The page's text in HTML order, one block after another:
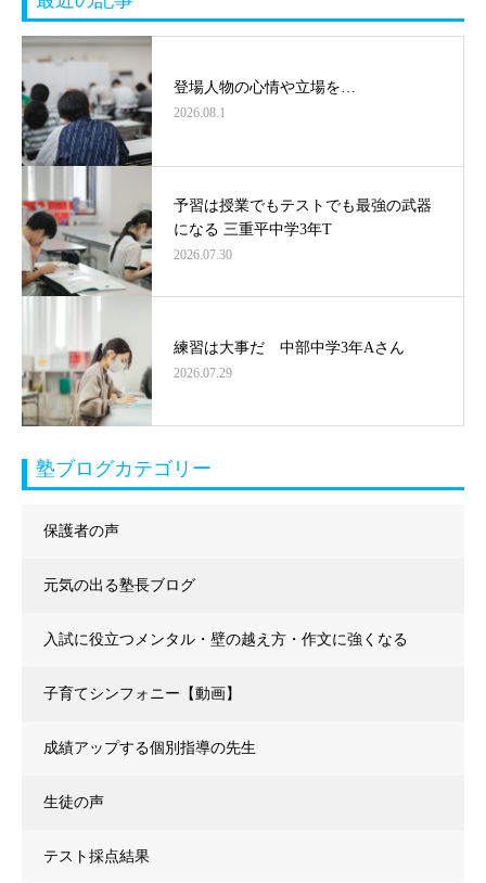
登場人物の心情や立場を…
2026.08.1
予習は授業でもテストでも最強の武器
になる 三重平中学3年T
2026.07.30
練習は大事だ 中部中学3年Aさん
2026.07.29
塾ブログカテゴリー
保護者の声
元気の出る塾長ブログ
入試に役立つメンタル・壁の越え方・作文に強くなる
子育てシンフォニー【動画】
成績アップする個別指導の先生
生徒の声
テスト採点結果